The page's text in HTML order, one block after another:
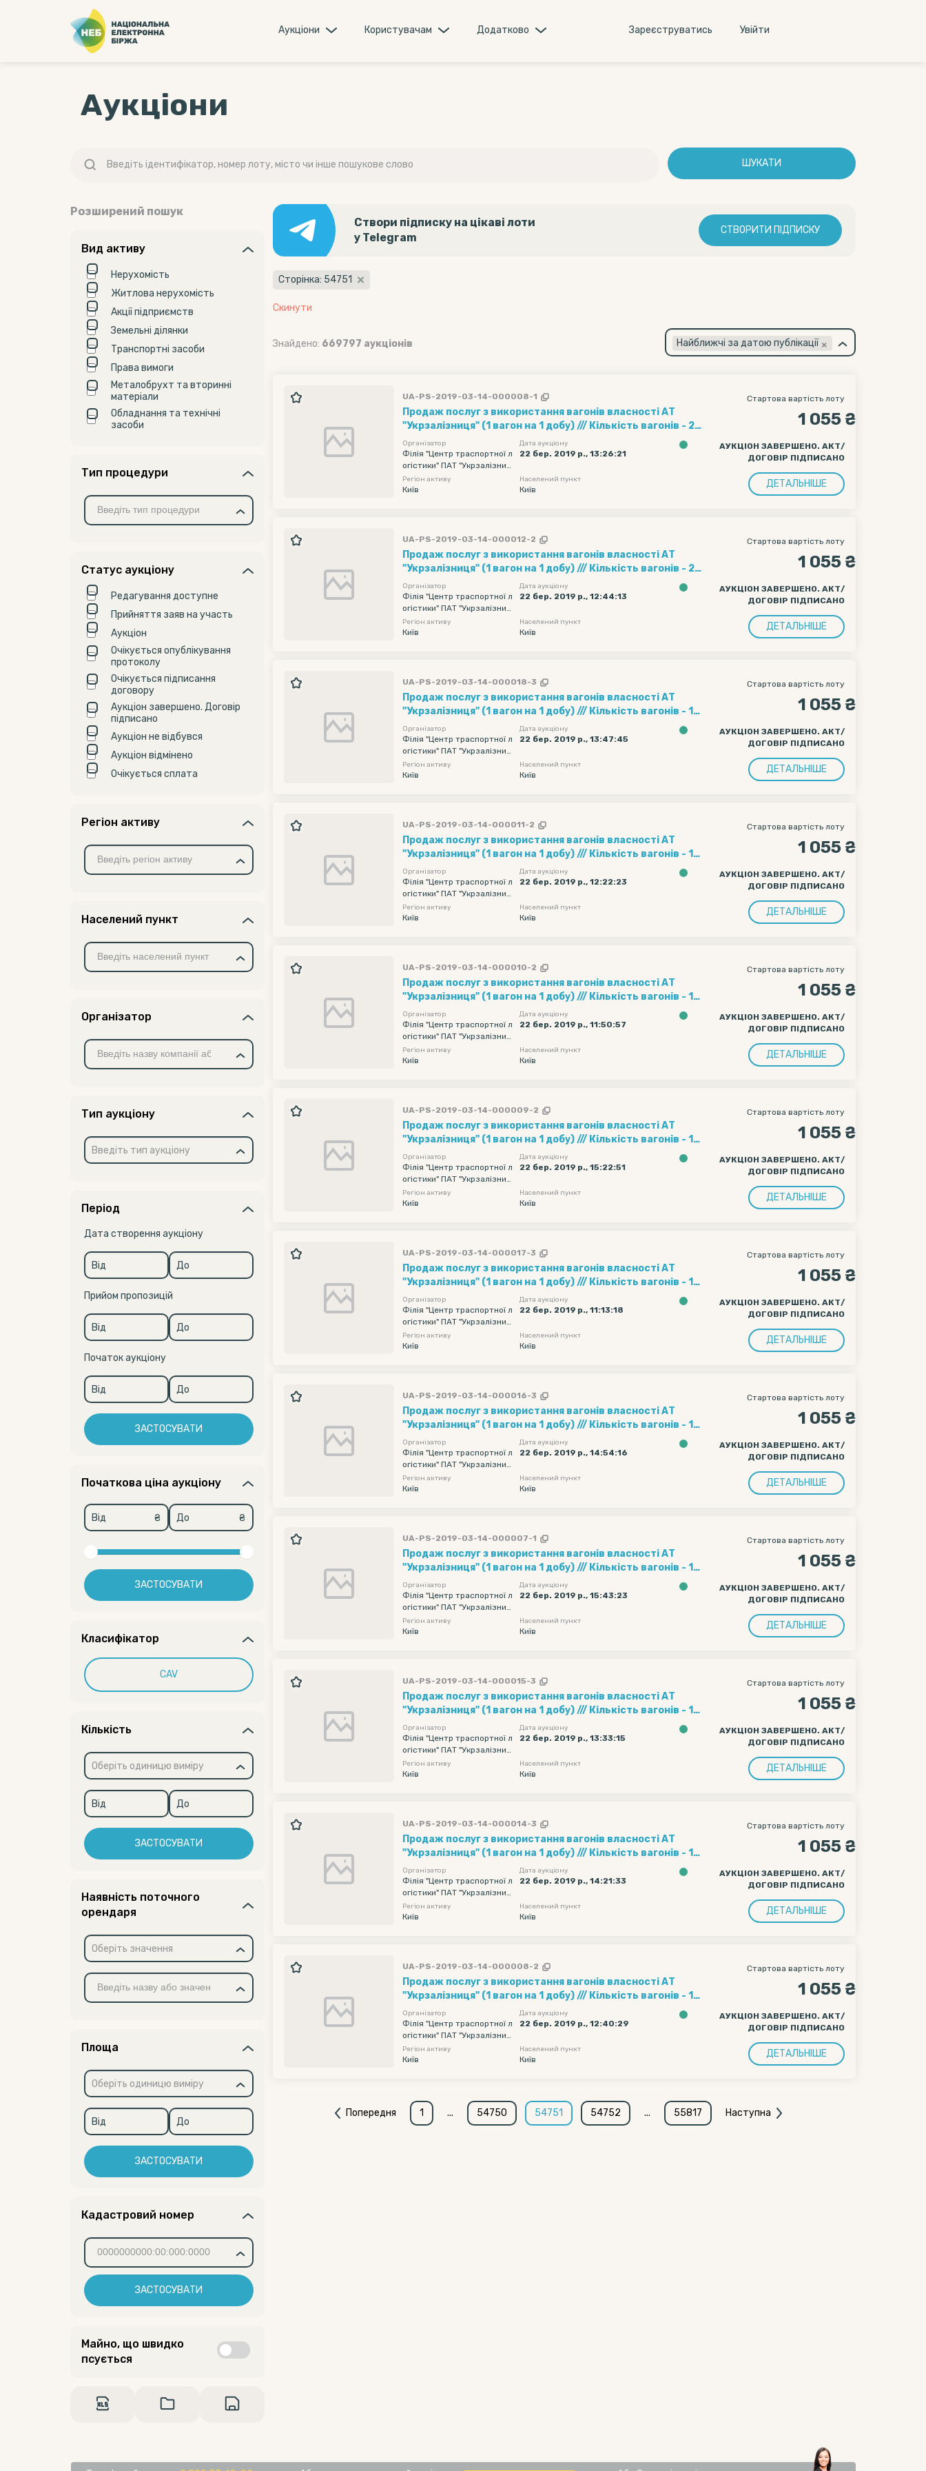
Аукцiони Користувачам Додатково Зареєструватись Увiйти
Аукціони
ШУКАТИ
Розширений пошук
Вид активу
Нерухомість
Житлова нерухомість
Акції підприємств
Земельні ділянки
Транспортні засоби
Права вимоги
Металобрухт та вторинні
матеріали
Обладнання та технічні
засоби
Тип процедури
Статус аукціону
Редагування доступне
Прийняття заяв на участь
Аукціон
Очікується опублікування
протоколу
Очікується підписання
договору
Аукціон завершено. Договір
підписано
Аукціон не відбувся
Аукціон відмінено
Очікується сплата
Регіон активу
Населений пункт
Організатор
Тип аукціону
Введіть тип аукціону
Період
Дата створення аукціону
Прийом пропозицій
Початок аукціону
ЗАСТОСУВАТИ
Початкова ціна аукціону
₴ ₴
ЗАСТОСУВАТИ
Класифікатор
CAV
Кількість
Оберіть одиницю виміру
ЗАСТОСУВАТИ
Наявність поточного
орендаря
Оберіть значення
Площа
Оберіть одиницю виміру
ЗАСТОСУВАТИ
Кадастровий номер
ЗАСТОСУВАТИ
Майно, що швидко
псується
Створи підписку на цікаві лоти
у Telegram
СТВОРИТИ ПІДПИСКУ
Сторінка: 54751
Скинути
Знайдено: 669797 аукціонів ×
Найближчі за датою публікації
UA-PS-2019-03-14-000008-1
Продаж послуг з використання вагонів власності АТ
"Укрзалізниця" (1 вагон на 1 добу) /// Кількість вагонів - 20,
Рухомий склад - Хопер-зерновози, Обмеження полігону
навантаження - без обмеження, Дата подачі вагону
початкова - 2019-04-07 00:00, Дата подачі вагону
кінцева - 2019-04-11 23:55
Стартова вартість лоту
1 055 ₴
Організатор
Філія "Центр траспортної л
огістики" ПАТ "Укрзалізниц
я"
Дата аукціону
22 бер. 2019 р., 13:26:21
Регіон активу
Київ
Населений пункт
Київ
АУКЦІОН ЗАВЕРШЕНО. АКТ/
ДОГОВІР ПІДПИСАНО
ДЕТАЛЬНІШЕ
UA-PS-2019-03-14-000012-2
Продаж послуг з використання вагонів власності АТ
"Укрзалізниця" (1 вагон на 1 добу) /// Кількість вагонів - 20,
Рухомий склад - Хопер-зерновози, Обмеження полігону
навантаження - без обмеження, Дата подачі вагону
початкова - 2019-04-07 00:00, Дата подачі вагону
кінцева - 2019-04-11 23:55
Стартова вартість лоту
1 055 ₴
Організатор
Філія "Центр траспортної л
огістики" ПАТ "Укрзалізниц
я"
Дата аукціону
22 бер. 2019 р., 12:44:13
Регіон активу
Київ
Населений пункт
Київ
АУКЦІОН ЗАВЕРШЕНО. АКТ/
ДОГОВІР ПІДПИСАНО
ДЕТАЛЬНІШЕ
UA-PS-2019-03-14-000018-3
Продаж послуг з використання вагонів власності АТ
"Укрзалізниця" (1 вагон на 1 добу) /// Кількість вагонів - 15,
Рухомий склад - Хопер-зерновози, Обмеження полігону
навантаження - без обмеження, Дата подачі вагону
початкова - 2019-04-07 00:00, Дата подачі вагону
кінцева - 2019-04-11 23:55
Стартова вартість лоту
1 055 ₴
Організатор
Філія "Центр траспортної л
огістики" ПАТ "Укрзалізниц
я"
Дата аукціону
22 бер. 2019 р., 13:47:45
Регіон активу
Київ
Населений пункт
Київ
АУКЦІОН ЗАВЕРШЕНО. АКТ/
ДОГОВІР ПІДПИСАНО
ДЕТАЛЬНІШЕ
UA-PS-2019-03-14-000011-2
Продаж послуг з використання вагонів власності АТ
"Укрзалізниця" (1 вагон на 1 добу) /// Кількість вагонів - 15,
Рухомий склад - Хопер-зерновози, Обмеження полігону
навантаження - без обмеження, Дата подачі вагону
початкова - 2019-04-07 00:00, Дата подачі вагону
кінцева - 2019-04-11 23:55
Стартова вартість лоту
1 055 ₴
Організатор
Філія "Центр траспортної л
огістики" ПАТ "Укрзалізниц
я"
Дата аукціону
22 бер. 2019 р., 12:22:23
Регіон активу
Київ
Населений пункт
Київ
АУКЦІОН ЗАВЕРШЕНО. АКТ/
ДОГОВІР ПІДПИСАНО
ДЕТАЛЬНІШЕ
UA-PS-2019-03-14-000010-2
Продаж послуг з використання вагонів власності АТ
"Укрзалізниця" (1 вагон на 1 добу) /// Кількість вагонів - 15,
Рухомий склад - Хопер-зерновози, Обмеження полігону
навантаження - без обмеження, Дата подачі вагону
початкова - 2019-04-07 00:00, Дата подачі вагону
кінцева - 2019-04-11 23:55
Стартова вартість лоту
1 055 ₴
Організатор
Філія "Центр траспортної л
огістики" ПАТ "Укрзалізниц
я"
Дата аукціону
22 бер. 2019 р., 11:50:57
Регіон активу
Київ
Населений пункт
Київ
АУКЦІОН ЗАВЕРШЕНО. АКТ/
ДОГОВІР ПІДПИСАНО
ДЕТАЛЬНІШЕ
UA-PS-2019-03-14-000009-2
Продаж послуг з використання вагонів власності АТ
"Укрзалізниця" (1 вагон на 1 добу) /// Кількість вагонів - 15,
Рухомий склад - Хопер-зерновози, Обмеження полігону
навантаження - без обмеження, Дата подачі вагону
початкова - 2019-04-07 00:00, Дата подачі вагону
кінцева - 2019-04-11 23:55
Стартова вартість лоту
1 055 ₴
Організатор
Філія "Центр траспортної л
огістики" ПАТ "Укрзалізниц
я"
Дата аукціону
22 бер. 2019 р., 15:22:51
Регіон активу
Київ
Населений пункт
Київ
АУКЦІОН ЗАВЕРШЕНО. АКТ/
ДОГОВІР ПІДПИСАНО
ДЕТАЛЬНІШЕ
UA-PS-2019-03-14-000017-3
Продаж послуг з використання вагонів власності АТ
"Укрзалізниця" (1 вагон на 1 добу) /// Кількість вагонів - 15,
Рухомий склад - Хопер-зерновози, Обмеження полігону
навантаження - без обмеження, Дата подачі вагону
початкова - 2019-04-07 00:00, Дата подачі вагону
кінцева - 2019-04-11 23:55
Стартова вартість лоту
1 055 ₴
Організатор
Філія "Центр траспортної л
огістики" ПАТ "Укрзалізниц
я"
Дата аукціону
22 бер. 2019 р., 11:13:18
Регіон активу
Київ
Населений пункт
Київ
АУКЦІОН ЗАВЕРШЕНО. АКТ/
ДОГОВІР ПІДПИСАНО
ДЕТАЛЬНІШЕ
UA-PS-2019-03-14-000016-3
Продаж послуг з використання вагонів власності АТ
"Укрзалізниця" (1 вагон на 1 добу) /// Кількість вагонів - 15,
Рухомий склад - Хопер-зерновози, Обмеження полігону
навантаження - без обмеження, Дата подачі вагону
початкова - 2019-04-07 00:00, Дата подачі вагону
кінцева - 2019-04-11 23:55
Стартова вартість лоту
1 055 ₴
Організатор
Філія "Центр траспортної л
огістики" ПАТ "Укрзалізниц
я"
Дата аукціону
22 бер. 2019 р., 14:54:16
Регіон активу
Київ
Населений пункт
Київ
АУКЦІОН ЗАВЕРШЕНО. АКТ/
ДОГОВІР ПІДПИСАНО
ДЕТАЛЬНІШЕ
UA-PS-2019-03-14-000007-1
Продаж послуг з використання вагонів власності АТ
"Укрзалізниця" (1 вагон на 1 добу) /// Кількість вагонів - 10,
Рухомий склад - Хопер-зерновози, Обмеження полігону
навантаження - без обмеження, Дата подачі вагону
початкова - 2019-04-07 00:00, Дата подачі вагону
кінцева - 2019-04-11 23:55
Стартова вартість лоту
1 055 ₴
Організатор
Філія "Центр траспортної л
огістики" ПАТ "Укрзалізниц
я"
Дата аукціону
22 бер. 2019 р., 15:43:23
Регіон активу
Київ
Населений пункт
Київ
АУКЦІОН ЗАВЕРШЕНО. АКТ/
ДОГОВІР ПІДПИСАНО
ДЕТАЛЬНІШЕ
UA-PS-2019-03-14-000015-3
Продаж послуг з використання вагонів власності АТ
"Укрзалізниця" (1 вагон на 1 добу) /// Кількість вагонів - 10,
Рухомий склад - Хопер-зерновози, Обмеження полігону
навантаження - без обмеження, Дата подачі вагону
початкова - 2019-04-07 00:00, Дата подачі вагону
кінцева - 2019-04-11 23:55
Стартова вартість лоту
1 055 ₴
Організатор
Філія "Центр траспортної л
огістики" ПАТ "Укрзалізниц
я"
Дата аукціону
22 бер. 2019 р., 13:33:15
Регіон активу
Київ
Населений пункт
Київ
АУКЦІОН ЗАВЕРШЕНО. АКТ/
ДОГОВІР ПІДПИСАНО
ДЕТАЛЬНІШЕ
UA-PS-2019-03-14-000014-3
Продаж послуг з використання вагонів власності АТ
"Укрзалізниця" (1 вагон на 1 добу) /// Кількість вагонів - 10,
Рухомий склад - Хопер-зерновози, Обмеження полігону
навантаження - без обмеження, Дата подачі вагону
початкова - 2019-04-07 00:00, Дата подачі вагону
кінцева - 2019-04-11 23:55
Стартова вартість лоту
1 055 ₴
Організатор
Філія "Центр траспортної л
огістики" ПАТ "Укрзалізниц
я"
Дата аукціону
22 бер. 2019 р., 14:21:33
Регіон активу
Київ
Населений пункт
Київ
АУКЦІОН ЗАВЕРШЕНО. АКТ/
ДОГОВІР ПІДПИСАНО
ДЕТАЛЬНІШЕ
UA-PS-2019-03-14-000008-2
Продаж послуг з використання вагонів власності АТ
"Укрзалізниця" (1 вагон на 1 добу) /// Кількість вагонів - 10,
Рухомий склад - Хопер-зерновози, Обмеження полігону
навантаження - без обмеження, Дата подачі вагону
початкова - 2019-04-07 00:00, Дата подачі вагону
кінцева - 2019-04-11 23:55
Стартова вартість лоту
1 055 ₴
Організатор
Філія "Центр траспортної л
огістики" ПАТ "Укрзалізниц
я"
Дата аукціону
22 бер. 2019 р., 12:40:29
Регіон активу
Київ
Населений пункт
Київ
АУКЦІОН ЗАВЕРШЕНО. АКТ/
ДОГОВІР ПІДПИСАНО
ДЕТАЛЬНІШЕ
Попередня 1 ... 54750 54751 54752 ... 55817 Наступна